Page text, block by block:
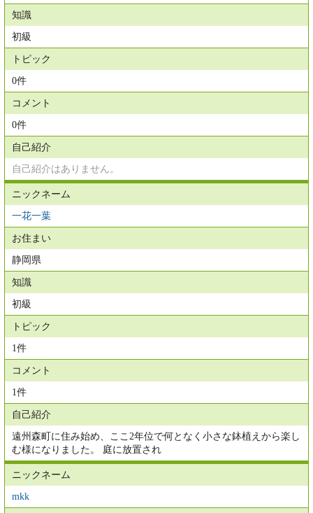
知識
初級
トピック
0件
コメント
0件
自己紹介
自己紹介はありません。
ニックネーム
一花一葉
お住まい
静岡県
知識
初級
トピック
1件
コメント
1件
自己紹介
遠州森町に住み始め、ここ2年位で何となく小さな鉢植えから楽し
む様になりました。 庭に放置され
ニックネーム
mkk